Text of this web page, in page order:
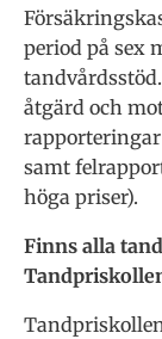
period på sex
åtgärd och
samt
höga priser).
Finns alla